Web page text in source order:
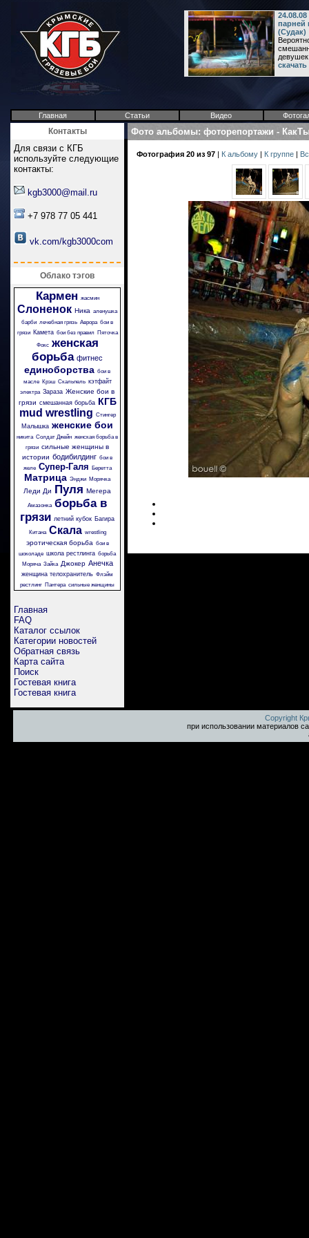
парней
(Судак)
девушек
Главная Статьи Видео
Контакты
Для связи с КГБ
используйте следующие
контакты:
kgb3000@mail.ru
+7 978 77 05 441
vk.com/kgb3000com
Облако тэгов
Кармен жасмин
Слоненок Ника аленушка
барби лечебная грязь Аврора бои в
грязи
Камета бои без правил
Пяточка
Фокс женская
борьба фитнес
единоборства бои в
масле
Крэш Скальпель кэтфайт
электра Зараза Женские бои в
грязи смешанная борьба КГБ
mud wrestling Стингер
Малышка женские бои
никита Солдат Джейн женская борьба в
грязи сильные женщины в
истории бодибилдинг бои в
желе Супер-Галя Беретта
Матрица Энджи Морячка
Леди Ди Пуля Мегера
Амазонка борьба в
грязи летний кубок Багира
Китана Скала wrestling
эротическая борьба бои в
шоколаде школа рестлинга борьба
Моряча Зайка Джокер Анечка
женщина телохранитель Флэйм
рестлинг Пантера сильные женщины
Главная
FAQ
Каталог ссылок
Категории новостей
Обратная связь
Карта сайта
Поиск
Гостевая книга
Гостевая книга
Фото альбомы: фоторепортажи -
Фотография 20 из 97 | К альбому | К группе |
Copyright
при использовании материалов